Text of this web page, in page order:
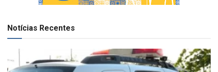
Notícias Recentes